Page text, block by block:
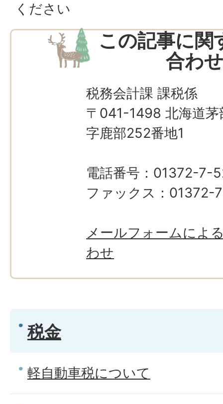
ください
この記事に関
合わ
税務会計課 課税係
〒041-1498 北海道茅
字鹿部252番地1
電話番号：01372-7-
ファックス：01372-
メールフォームによ
わせ
税金
軽自動車税について